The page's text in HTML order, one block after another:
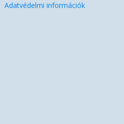
Adatvédelmi információk